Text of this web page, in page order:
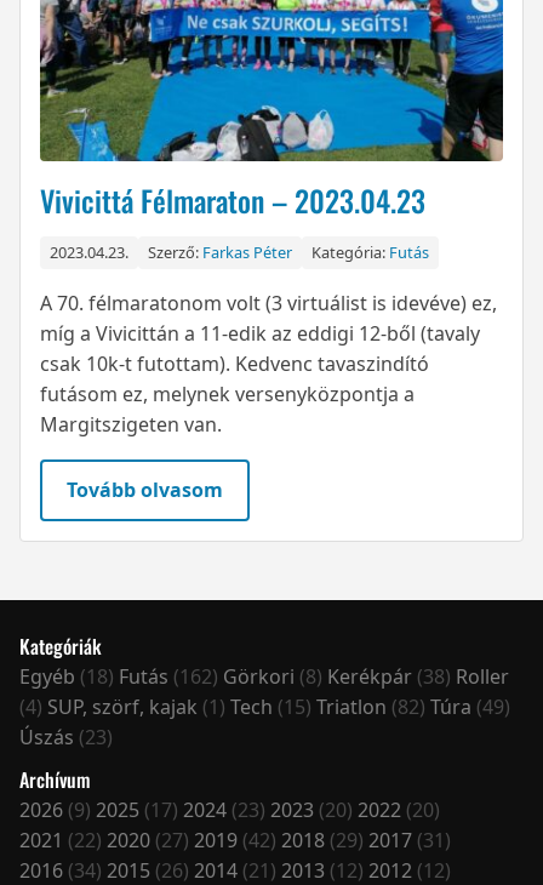
Vivicittá Félmaraton – 2023.04.23
2023.04.23. Szerző: Farkas Péter Kategória: Futás
A 70. félmaratonom volt (3 virtuálist is idevéve) ez,
míg a Vivicittán a 11-edik az eddigi 12-ből (tavaly
csak 10k-t futottam). Kedvenc tavaszindító
futásom ez, melynek versenyközpontja a
Margitszigeten van.
Tovább olvasom
Kategóriák
Egyéb (18) Futás (162) Görkori (8) Kerékpár (38) Roller
(4) SUP, szörf, kajak (1) Tech (15) Triatlon (82) Túra (49)
Úszás (23)
Archívum
2026 (9) 2025 (17) 2024 (23) 2023 (20) 2022 (20)
2021 (22) 2020 (27) 2019 (42) 2018 (29) 2017 (31)
2016 (34) 2015 (26) 2014 (21) 2013 (12) 2012 (12)